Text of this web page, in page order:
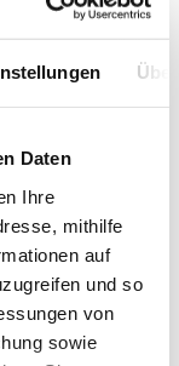
Daten
Ihre
mithilfe
auf
und so
von
sowie